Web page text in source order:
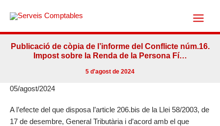
Publicació de còpia de l’informe del Conflicte núm.16.
Impost sobre la Renda de la Persona Fí…
5 d'agost de 2024
05/agost/2024
A l’efecte del que disposa l’article 206.bis de la Llei 58/2003, de
17 de desembre, General Tributària i d’acord amb el que